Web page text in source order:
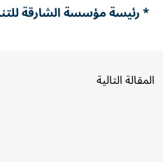
* رئيسة مؤسسة الشارقة
المقالة التالية